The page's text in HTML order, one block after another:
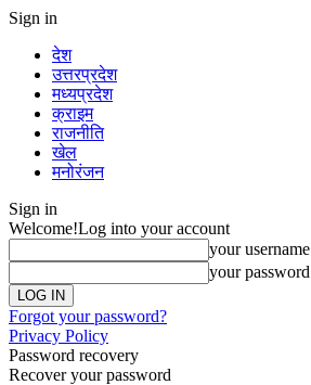
Sign in
देश
उत्तरप्रदेश
मध्यप्रदेश
क्राइम
राजनीति
खेल
मनोरंजन
Sign in
Welcome!Log into your account
your username
your password
Forgot your password?
Privacy Policy
Password recovery
Recover your password